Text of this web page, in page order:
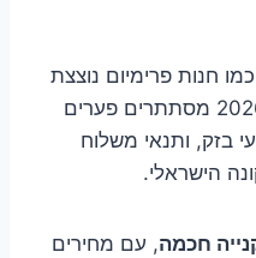
חנות פרימיום נוצצת
—אבל מאחורי הוויטרינה ב‑2026 מסתתרים פערים
בזק, ותנאי משלוח
הישראלי.
חכמה, עם מחירים